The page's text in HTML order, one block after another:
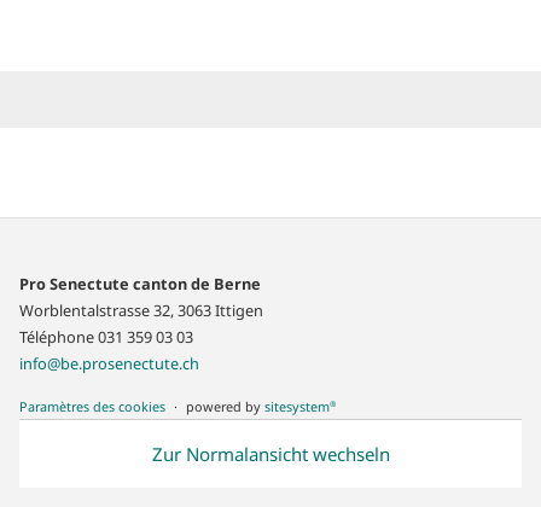
Pro Senectute canton de Berne
Worblentalstrasse 32, 3063 Ittigen
Téléphone 031 359 03 03
info@be.prosenectute.ch
Paramètres des cookies powered bysitesystem®
Zur Normalansicht wechseln